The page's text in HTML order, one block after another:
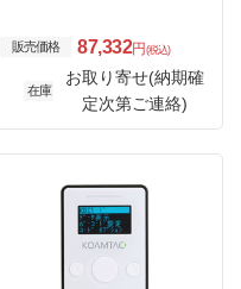
販売価格 87,332円 (税込)
在庫
お取り寄せ(納期確
定次第ご連絡)